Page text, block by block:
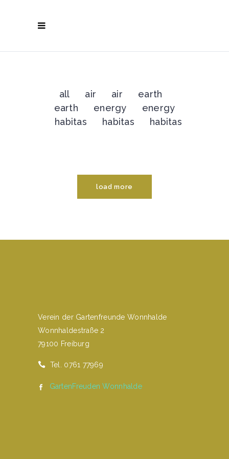
all air air
earth
earth
energy
energy
habitas
habitas habitas
load more
Verein der Gartenfreunde Wonnhalde
Wonnhaldestraße 2
79100 Freiburg
Tel. 0761 77969
GartenFreuden Wonnhalde